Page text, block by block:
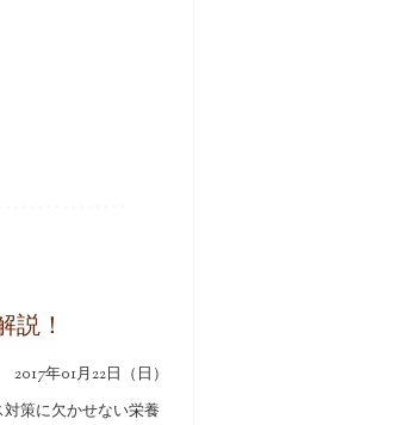
説！
2017年01月22日（日）
策に欠かせない栄養